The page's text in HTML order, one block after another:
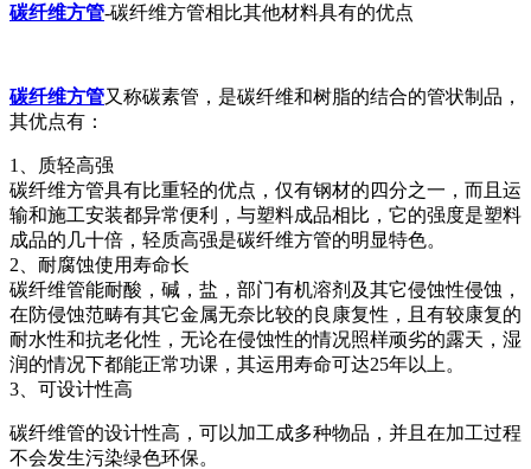
碳纤维方管-碳纤维方管相比其他材料具有的优点
碳纤维方管又称碳素管，是碳纤维和树脂的结合的管状制品，
其优点有：
1、质轻高强
碳纤维方管具有比重轻的优点，仅有钢材的四分之一，而且运
输和施工安装都异常便利，与塑料成品相比，它的强度是塑料
成品的几十倍，轻质高强是碳纤维方管的明显特色。
2、耐腐蚀使用寿命长
碳纤维管能耐酸，碱，盐，部门有机溶剂及其它侵蚀性侵蚀，
在防侵蚀范畴有其它金属无奈比较的良康复性，且有较康复的
耐水性和抗老化性，无论在侵蚀性的情况照样顽劣的露天，湿
润的情况下都能正常功课，其运用寿命可达25年以上。
3、可设计性高
碳纤维管的设计性高，可以加工成多种物品，并且在加工过程
不会发生污染绿色环保。